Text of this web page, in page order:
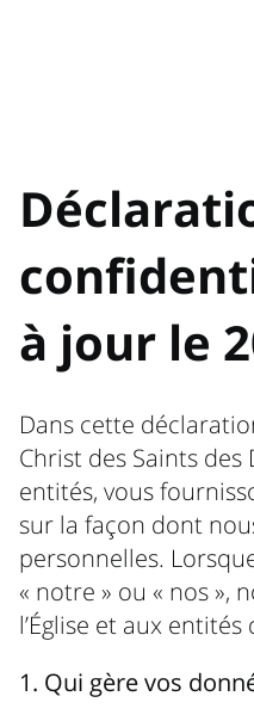
à jour le
Dans cette
Christ des Saints
entités, vous
sur la façon dont
personnelles.
« notre » ou « nos »,
l’Église et aux entités
1. Qui gère vos